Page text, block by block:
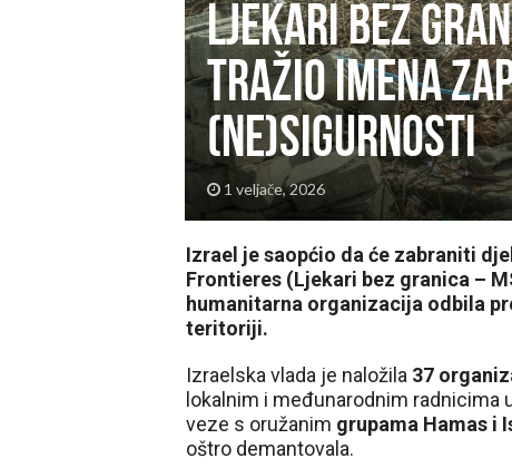
Ljekari bez
tražio imena
(ne)sigurnosti
1 veljače, 2026
Izrael je saopćio da će zabraniti
Frontieres (Ljekari bez granica –
humanitarna organizacija odbila
teritoriji.
Izraelska vlada je naložila 37
lokalnim i međunarodnim radnicima
veze s oružanim grupama Hamas i
oštro demantovala.